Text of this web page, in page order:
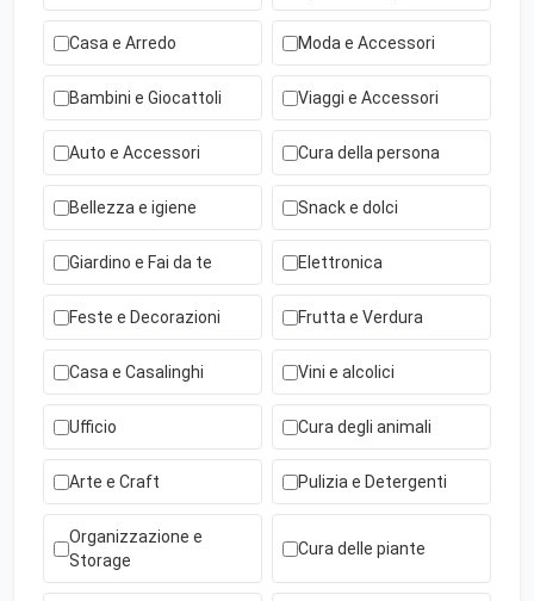
Casa e Arredo Moda e Accessori
Bambini e Giocattoli Viaggi e Accessori
Auto e Accessori Cura della persona
Bellezza e igiene Snack e dolci
Giardino e Fai da te Elettronica
Feste e Decorazioni Frutta e Verdura
Casa e Casalinghi Vini e alcolici
Ufficio Cura degli animali
Arte e Craft Pulizia e Detergenti
Organizzazione e
Storage
Cura delle piante